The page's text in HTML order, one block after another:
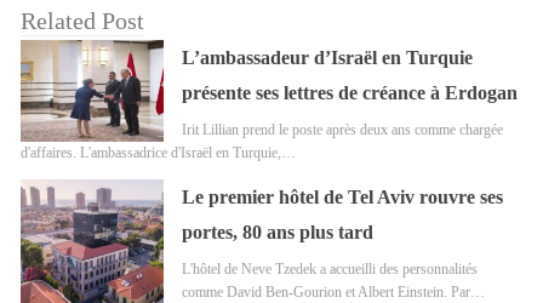
Related Post
L’ambassadeur d’Israël en Turquie
présente ses lettres de créance à Erdogan
Irit Lillian prend le poste après deux ans comme chargée
d'affaires. L'ambassadrice d'Israël en Turquie,…
Le premier hôtel de Tel Aviv rouvre ses
portes, 80 ans plus tard
L'hôtel de Neve Tzedek a accueilli des personnalités
comme David Ben-Gourion et Albert Einstein. Par…